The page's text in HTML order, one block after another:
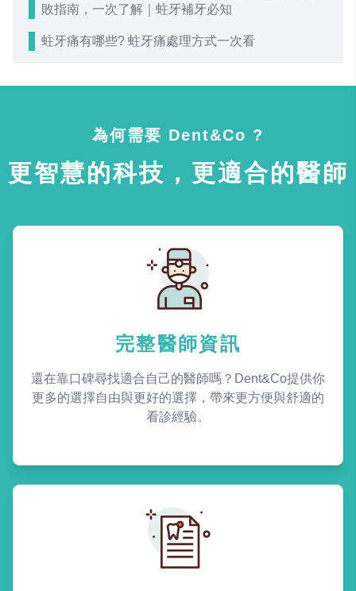
敗指南，一次了解｜蛀牙補牙必知
蛀牙痛有哪些? 蛀牙痛處理方式一次看
為何需要 Dent&Co ?
更智慧的科技，更適合的醫師
完整醫師資訊
還在靠口碑尋找適合自己的醫師嗎？Dent&Co提供你
更多的選擇自由與更好的選擇，帶來更方便與舒適的
看診經驗。